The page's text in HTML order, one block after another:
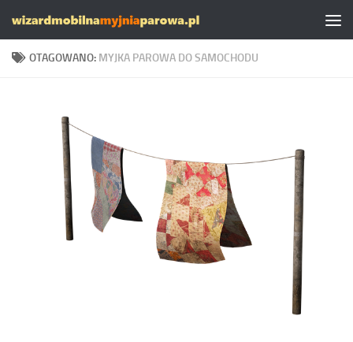
Skip to content
OTAGOWANO: MYJKA PAROWA DO SAMOCHODU